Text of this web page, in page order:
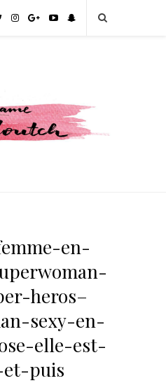
en-
heros–
sexy-en-
elle-est-
puis